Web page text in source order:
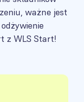
ważne jest
z WLS Start!